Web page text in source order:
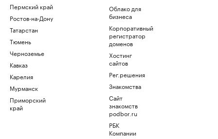
Пермский край
Ростов-на-Дону
Татарстан
Тюмень
Черноземье
Кавказ
Карелия
Мурманск
Приморский
край
Облако для
бизнеса
Корпоративный
регистратор
доменов
Хостинг
сайтов
Рег.решения
Знакомства
Сайт
знакомств
podbor.ru
РБК
Компании